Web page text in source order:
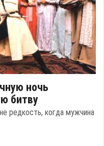
ночь
битву
редкость, когда мужчина